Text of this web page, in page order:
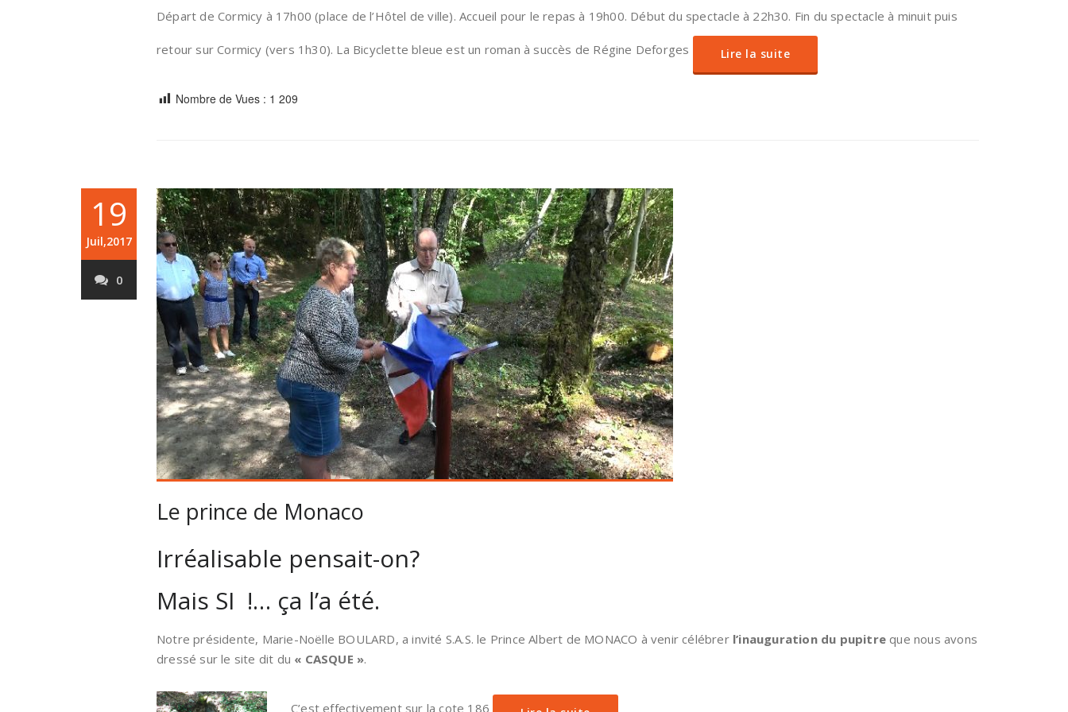
Départ de Cormicy à 17h00 (place de l’Hôtel de ville). Accueil pour le repas à 19h00. Début du spectacle à 22h30. Fin du spectacle à minuit puis
retour sur Cormicy (vers 1h30). La Bicyclette bleue est un roman à succès de Régine Deforges Lire la suite
Nombre de Vues : 1 209
19
Juil,2017
0
Le prince de Monaco
Irréalisable pensait-on?
Mais SI !… ça l’a été.
Notre présidente, Marie-Noëlle BOULARD, a invité S.A.S. le Prince Albert de MONACO à venir célébrer l’inauguration du pupitre que nous avons
dressé sur le site dit du « CASQUE ».
C’est effectivement sur la cote 186